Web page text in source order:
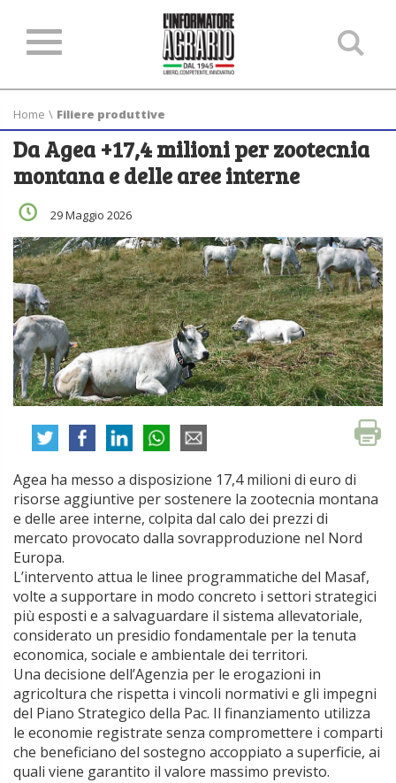
Home \ Filiere produttive
Da Agea +17,4 milioni per zootecnia
montana e delle aree interne
29 Maggio 2026
Agea ha messo a disposizione 17,4 milioni di euro di
risorse aggiuntive per sostenere la zootecnia montana
e delle aree interne, colpita dal calo dei prezzi di
mercato provocato dalla sovrapproduzione nel Nord
Europa.
L’intervento attua le linee programmatiche del Masaf,
volte a supportare in modo concreto i settori strategici
più esposti e a salvaguardare il sistema allevatoriale,
considerato un presidio fondamentale per la tenuta
economica, sociale e ambientale dei territori.
Una decisione dell’Agenzia per le erogazioni in
agricoltura che rispetta i vincoli normativi e gli impegni
del Piano Strategico della Pac. Il finanziamento utilizza
le economie registrate senza compromettere i comparti
che beneficiano del sostegno accoppiato a superficie, ai
quali viene garantito il valore massimo previsto.